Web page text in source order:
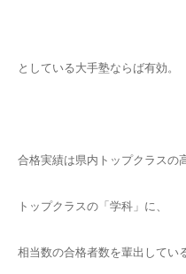
としている大手塾ならば有効。
合格実績は県内トップクラスの
トップクラスの「学科」に、
相当数の合格者数を輩出してい